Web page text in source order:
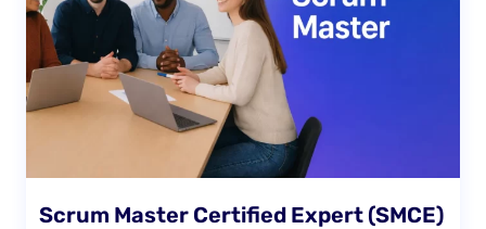
Scrum Master Certified Expert (SMCE)